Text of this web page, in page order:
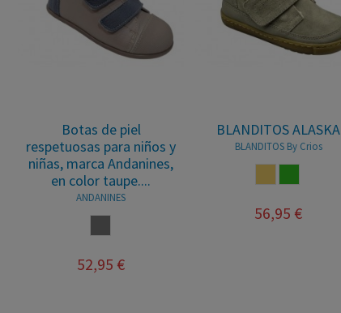
Botas de piel
respetuosas para niños y
niñas, marca Andanines,
en color taupe....
ANDANINES
52,95 €
BLANDITOS ALASKA
BLANDITOS By Crios
56,95 €